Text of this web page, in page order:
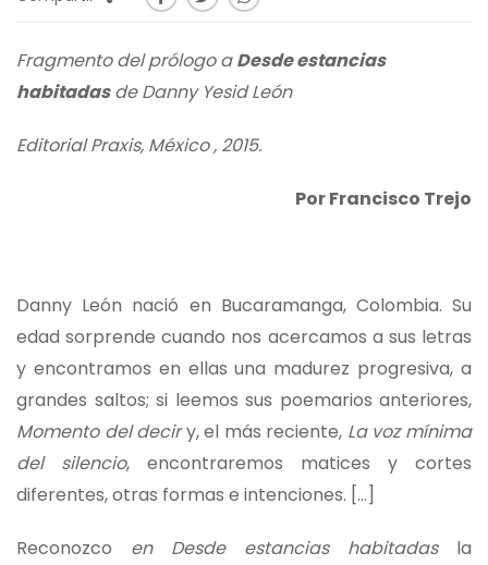
Fragmento del prólogo aDesde estancias
habitadasde Danny Yesid León
Editorial Praxis, México , 2015.
Por Francisco Trejo
Danny León nació en Bucaramanga, Colombia. Su
edad sorprende cuando nos acercamos a sus letras
y encontramos en ellas una madurez progresiva, a
grandes saltos; si leemos sus poemarios anteriores,
Momento del deciry, el más reciente, La voz mínima
del silencio, encontraremos matices y cortes
diferentes, otras formas e intenciones. […]
Reconozco en Desde estancias habitadasla